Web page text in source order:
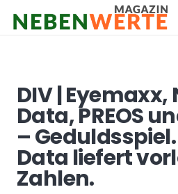
DIV |
Data, PREOS
–
Data liefert
Zahlen.